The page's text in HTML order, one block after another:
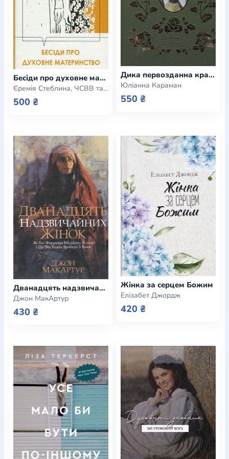
Бесіди про духовне материнство
Єремія Стеблина, ЧСВВ та інші
500 ₴
Дика первозданна краса
Юліанна Караман
550 ₴
Дванадцять надзвичайних жінок. Як Бог формував біблійних жінок
Джон МакАртур
430 ₴
Жінка за серцем Божим
Елізабет Джордж
420 ₴